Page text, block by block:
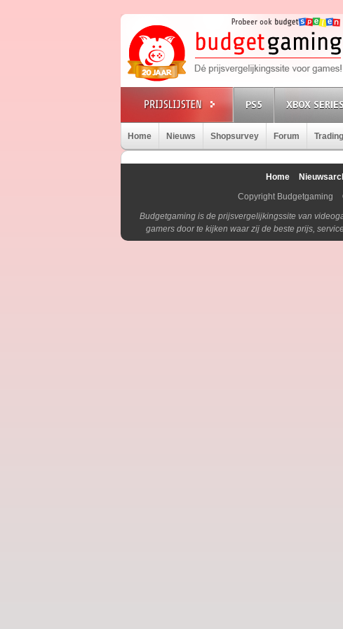
PS5 XBOX
Home Nieuws Shopsurvey Forum
Home
Copyright Budgetgaming
Budgetgaming is de prijsvergelijkingssite van
gamers door te kijken waar zij de beste prijs,